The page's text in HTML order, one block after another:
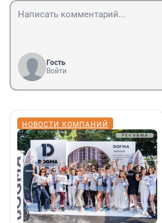
Гость
Войти
НОВОСТИ КОМПАНИЙ